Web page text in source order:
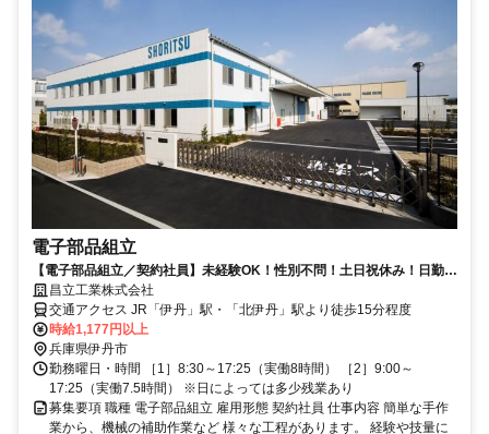
電子部品組立
【電子部品組立／契約社員】未経験OK！性別不問！土日祝休み！日勤の
み！賞与年2回◎
昌立工業株式会社
交通アクセス JR「伊丹」駅・「北伊丹」駅より徒歩15分程度
時給1,177円以上
兵庫県伊丹市
勤務曜日・時間 ［1］8:30～17:25（実働8時間） ［2］9:00～
17:25（実働7.5時間） ※日によっては多少残業あり
募集要項 職種 電子部品組立 雇用形態 契約社員 仕事内容 簡単な手作
業から、機械の補助作業など 様々な工程があります。 経験や技量に